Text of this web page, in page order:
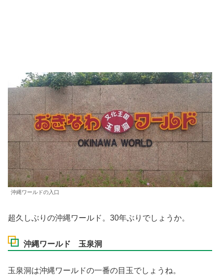
沖縄ワールドの入口
超久しぶりの沖縄ワールド。30年ぶりでしょうか。
沖縄ワールド 玉泉洞
玉泉洞は沖縄ワールドの一番の目玉でしょうね。